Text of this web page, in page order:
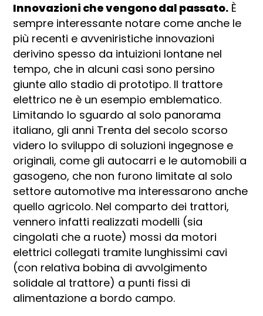
Innovazioni che vengono dal passato. È
sempre interessante notare come anche le
più recenti e avveniristiche innovazioni
derivino spesso da intuizioni lontane nel
tempo, che in alcuni casi sono persino
giunte allo stadio di prototipo. Il trattore
elettrico ne è un esempio emblematico.
Limitando lo sguardo al solo panorama
italiano, gli anni Trenta del secolo scorso
videro lo sviluppo di soluzioni ingegnose e
originali, come gli autocarri e le automobili a
gasogeno, che non furono limitate al solo
settore automotive ma interessarono anche
quello agricolo. Nel comparto dei trattori,
vennero infatti realizzati modelli (sia
cingolati che a ruote) mossi da motori
elettrici collegati tramite lunghissimi cavi
(con relativa bobina di avvolgimento
solidale al trattore) a punti fissi di
alimentazione a bordo campo.